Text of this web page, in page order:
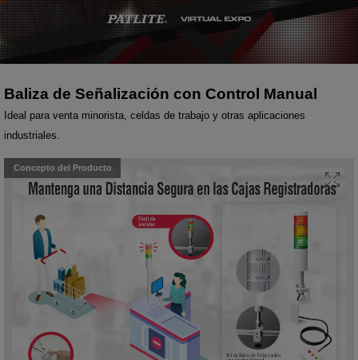
Baliza de Señalización con Control Manual
Ideal para venta minorista, celdas de trabajo y otras aplicaciones
industriales.
Concepto del Producto